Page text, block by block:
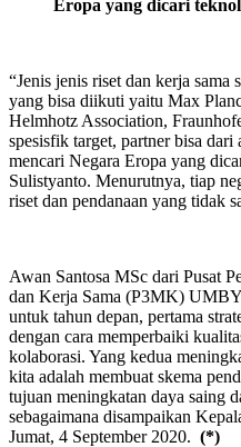
Eropa yang dicari
“Jenis jenis riset dan kerja sama
yang bisa diikuti yaitu Max
Helmhotz Association,
spesisfik target, partner bisa
mencari Negara Eropa yang
Sulistyanto. Menurutnya, tiap
riset dan pendanaan yang tidak
Awan Santosa MSc dari Pusat
dan Kerja Sama (P3MK)
untuk tahun depan, pertama
dengan cara memperbaiki
kolaborasi. Yang kedua
kita adalah membuat skema
tujuan meningkatan daya saing
sebagaimana disampaikan
Jumat, 4 September 2020. (*)